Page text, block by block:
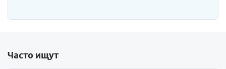
Часто ищут